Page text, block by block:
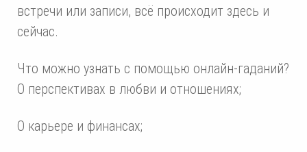
встречи или записи, всё происходит здесь и
сейчас.
Что можно узнать с помощью онлайн-гаданий?
О перспективах в любви и отношениях;
О карьере и финансах;